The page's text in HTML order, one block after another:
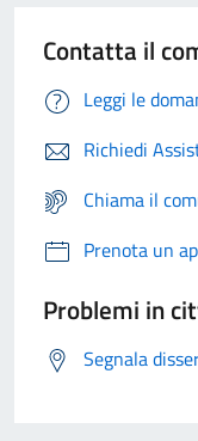
Contatta il
Leggi le
Richiedi
Chiama il
Prenota un
Problemi in
Segnala